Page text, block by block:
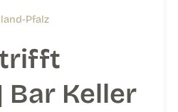
Pfalz
trifft
Bar Keller